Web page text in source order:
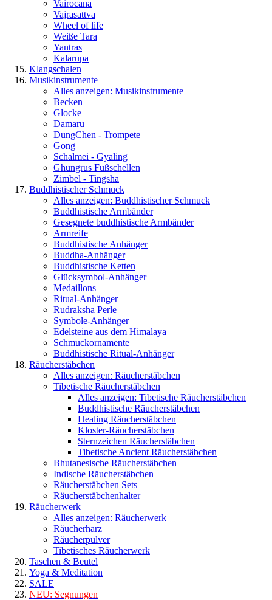
Vairocana
Vajrasattva
Wheel of life
Weiße Tara
Yantras
Kalarupa
Klangschalen
Musikinstrumente
Alles anzeigen: Musikinstrumente
Becken
Glocke
Damaru
DungChen - Trompete
Gong
Schalmei - Gyaling
Ghungrus Fußschellen
Zimbel - Tingsha
Buddhistischer Schmuck
Alles anzeigen: Buddhistischer Schmuck
Buddhistische Armbänder
Gesegnete buddhistische Armbänder
Armreife
Buddhistische Anhänger
Buddha-Anhänger
Buddhistische Ketten
Glücksymbol-Anhänger
Medaillons
Ritual-Anhänger
Rudraksha Perle
Symbole-Anhänger
Edelsteine aus dem Himalaya
Schmuckornamente
Buddhistische Ritual-Anhänger
Räucherstäbchen
Alles anzeigen: Räucherstäbchen
Tibetische Räucherstäbchen
Alles anzeigen: Tibetische Räucherstäbchen
Buddhistische Räucherstäbchen
Healing Räucherstäbchen
Kloster-Räucherstäbchen
Sternzeichen Räucherstäbchen
Tibetische Ancient Räucherstäbchen
Bhutanesische Räucherstäbchen
Indische Räucherstäbchen
Räucherstäbchen Sets
Räucherstäbchenhalter
Räucherwerk
Alles anzeigen: Räucherwerk
Räucherharz
Räucherpulver
Tibetisches Räucherwerk
Taschen & Beutel
Yoga & Meditation
SALE
NEU: Segnungen